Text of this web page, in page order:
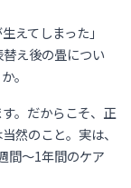
えてしまった」
え後の畳につい
。
。だからこそ、正
然のこと。実は、
間〜1年間のケア